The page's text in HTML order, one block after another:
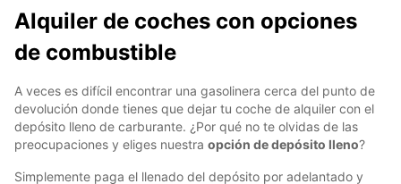
Alquiler de coches con opciones
de combustible
A veces es difícil encontrar una gasolinera cerca del punto de
devolución donde tienes que dejar tu coche de alquiler con el
depósito lleno de carburante. ¿Por qué no te olvidas de las
preocupaciones y eliges nuestra opción de depósito lleno?
Simplemente paga el llenado del depósito por adelantado y